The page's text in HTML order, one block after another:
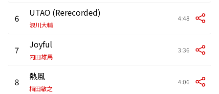
6 UTAO (Rerecorded)
浪川大輔
4:48
7 Joyful
内田雄馬
3:36
8 熱風
楠田敏之
4:06